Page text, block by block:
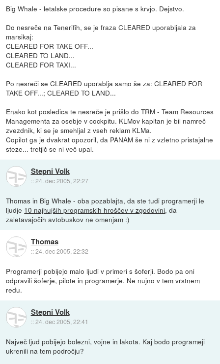
Big Whale - letalske procedure so pisane s krvjo. Dejstvo.
Do nesreče na Tenerifih, se je fraza CLEARED uporabljala za
marsikaj:
CLEARED FOR TAKE OFF...
CLEARED TO LAND...
CLEARED FOR TAXI...
Po nesreči se CLEARED uporablja samo še za: CLEARED FOR
TAKE OFF...; CLEARED TO LAND...
Enako kot posledica te nesreče je prišlo do TRM - Team Resources
Managementa za osebje v cockpitu. KLMov kapitan je bil namreč
zvezdnik, ki se je smehljal z vseh reklam KLMa.
Copilot ga je dvakrat opozoril, da PANAM še ni z vzletno pristajalne
steze... tretjič se ni več upal.
Stepni Volk
::24. dec 2005, 22:27
Thomas in Big Whale - oba pozablajta, da ste tudi programerji le
ljudje 10 najhujših programskih hroščev v zgodovini, da
zaletavajočih avtobuskov ne omenjam :)
Thomas
::24. dec 2005, 22:32
Programerji pobijejo malo ljudi v primeri s šoferji. Bodo pa oni
odpravili šoferje, pilote in programerje. Ne nujno v tem vrstnem
redu.
Stepni Volk
::24. dec 2005, 22:41
Največ ljud pobijejo bolezni, vojne in lakota. Kaj bodo programeji
ukrenili na tem področju?